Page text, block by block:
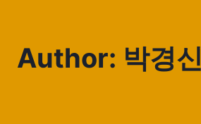
Author: 박경신